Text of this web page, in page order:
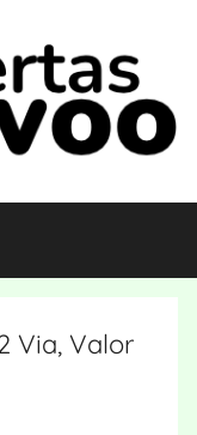
Via, Valor